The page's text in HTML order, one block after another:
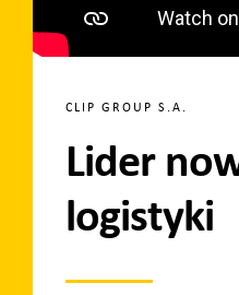
CLIP GROUP S.A.
Lider
logistyki